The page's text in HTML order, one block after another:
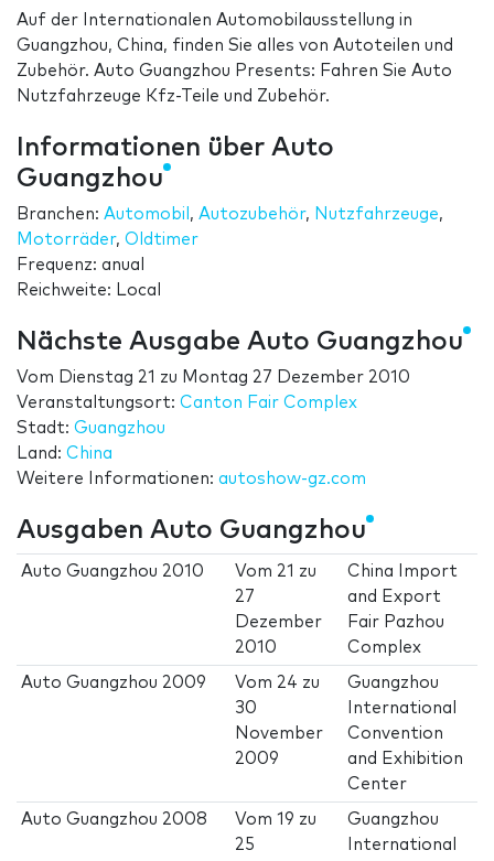
Auf der Internationalen Automobilausstellung in
Guangzhou, China, finden Sie alles von Autoteilen und
Zubehör. Auto Guangzhou Presents: Fahren Sie Auto
Nutzfahrzeuge Kfz-Teile und Zubehör.
Informationen über Auto
Guangzhou
Branchen: Automobil , Autozubehör, Nutzfahrzeuge,
Motorräder, Oldtimer
Frequenz: anual
Reichweite: Local
Nächste Ausgabe Auto Guangzhou
Vom Dienstag 21 zu Montag 27 Dezember 2010
Veranstaltungsort: Canton Fair Complex
Stadt: Guangzhou
Land: China
Weitere Informationen: autoshow-gz.com
Ausgaben Auto Guangzhou
Auto Guangzhou 2010 Vom 21 zu
27
Dezember
2010
China Import
and Export
Fair Pazhou
Complex
Auto Guangzhou 2009 Vom 24 zu
30
November
2009
Guangzhou
International
Convention
and Exhibition
Center
Auto Guangzhou 2008 Vom19 zu
25
Guangzhou
International